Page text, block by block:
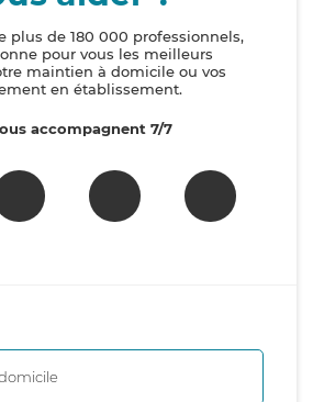
plus de 180 000 professionnels,
pour vous les meilleurs
maintien à domicile ou vos
en établissement.
accompagnent 7/7